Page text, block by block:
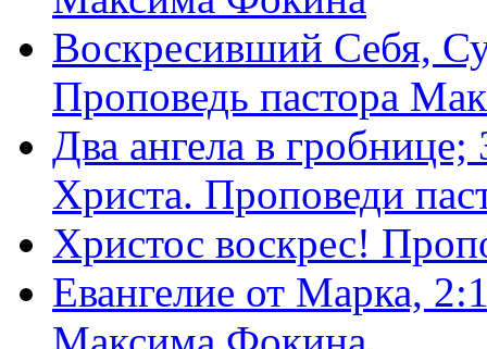
Воскресивший Себя,
Проповедь пастора
Два ангела в
Христа. Проповеди
Христос воскрес!
Евангелие от Марка,